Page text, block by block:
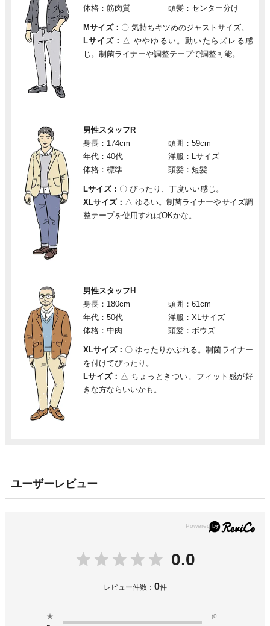
体格：筋肉質 頭髪：センター分け
Mサイズ： 〇気持ちキツめのジャストサイズ。
Lサイズ： △ ややゆるい。動いたらズレる感
じ。制菌ライナーや調整テープで調整可能。
男性スタッフR
身長：174cm
年代：40代
体格：標準
頭囲：59cm
洋服：Lサイズ
頭髪：短髪
Lサイズ： 〇ぴったり、丁度いい感じ。
XLサイズ： △ ゆるい。制菌ライナーやサイズ調
整テープを使用すればOKかな。
男性スタッフH
身長：180cm
年代：50代
体格：中肉
頭囲：61cm
洋服：XLサイズ
頭髪：ボウズ
XLサイズ： 〇ゆったりかぶれる。制菌ライナー
を付けてぴったり。
Lサイズ： △ ちょっときつい。フィット感が好
きな方ならいいかも。
ユーザーレビュー
0.0
レビュー件数： 0件
★
(0